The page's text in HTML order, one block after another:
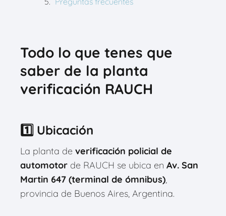
Todo lo que tenes que
saber de la planta
verificación RAUCH
1️⃣ Ubicación
La planta de verificación policial de
automotor de RAUCH se ubica en Av. San
Martin 647 (terminal de ómnibus),
provincia de Buenos Aires, Argentina.